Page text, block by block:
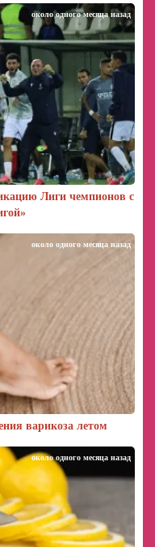
Лиги чемпионов с
около одного месяца назад
варикоза летом
около одного месяца назад
около одного месяца назад